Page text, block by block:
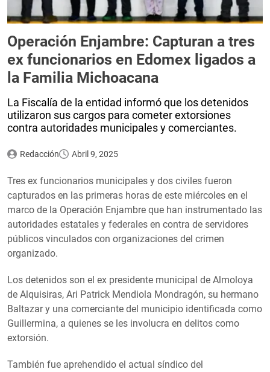
Operación Enjambre: Capturan a tres
ex funcionarios en Edomex ligados a
la Familia Michoacana
La Fiscalía de la entidad informó que los detenidos
utilizaron sus cargos para cometer extorsiones
contra autoridades municipales y comerciantes.
Redacción Abril 9, 2025
Tres ex funcionarios municipales y dos civiles fueron
capturados en las primeras horas de este miércoles en el
marco de la Operación Enjambre que han instrumentado las
autoridades estatales y federales en contra de servidores
públicos vinculados con organizaciones del crimen
organizado.
Los detenidos son el ex presidente municipal de Almoloya
de Alquisiras, Ari Patrick Mendiola Mondragón, su hermano
Baltazar y una comerciante del municipio identificada como
Guillermina, a quienes se les involucra en delitos como
extorsión.
También fue aprehendido el actual síndico del